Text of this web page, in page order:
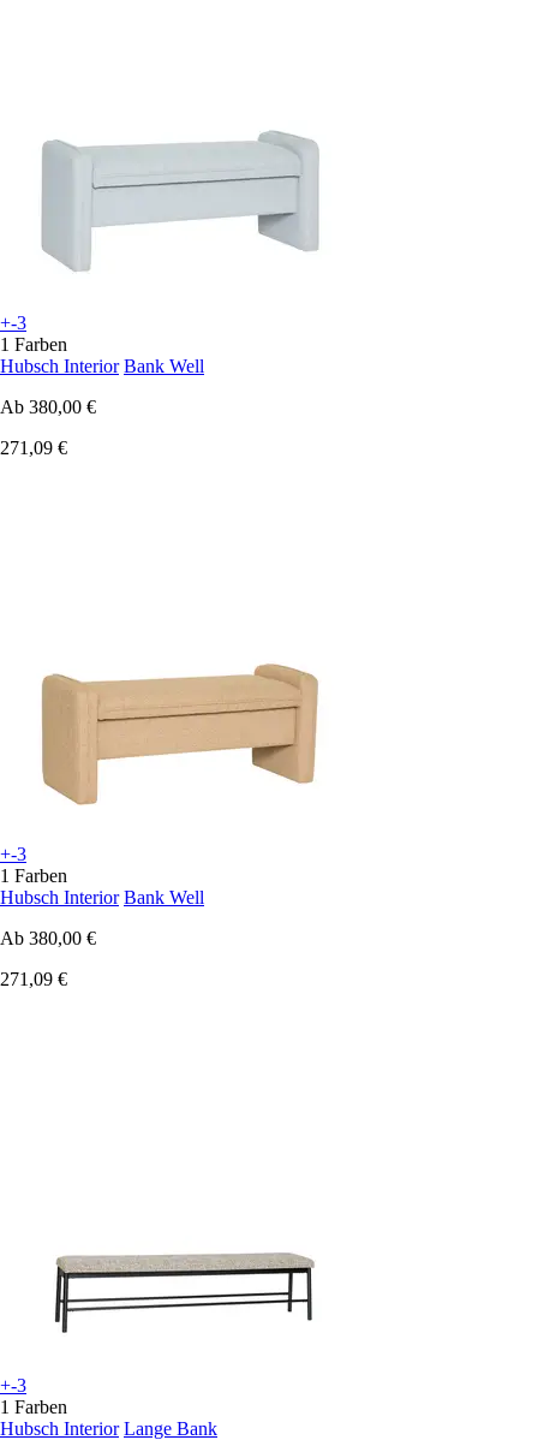
+-3
1 Farben
Hubsch Interior Bank Well
Ab 380,00 €
271,09 €
+-3
1 Farben
Hubsch Interior Bank Well
Ab 380,00 €
271,09 €
+-3
1 Farben
Hubsch Interior Lange Bank